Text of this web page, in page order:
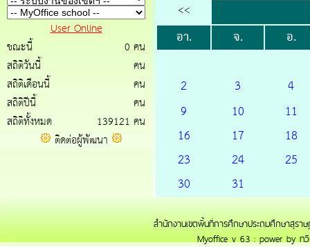
User Online
ขณะนี้
0 คน
สถิติวันนี้
คน
สถิติเดือนนี้
คน
สถิติปีนี้
คน
สถิติทั้งหมด
139121 คน
ติดต่อผู้พัฒนา
<<
อา. จ. อ.
2 3
4
9
10
11
16
17
18
23
24
25
30
31
สำนักงานเขตพื้นที่การศึกษาประถมศึกษาสุรา
Myoffice v 6.3 : power by ท